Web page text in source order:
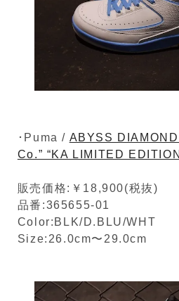
･Puma / ABYSS
Co.” “KA LIMITED
販売価格:￥18,900(税抜)
品番:365655-01
Color:BLK/D.BLU/WHT
Size:26.0cm〜29.0cm